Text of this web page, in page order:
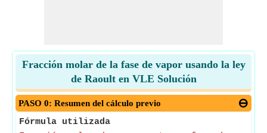
Fracción molar de la fase de vapor usando la ley
de Raoult en VLE Solución
PASO 0: Resumen del cálculo previo
Fórmula utilizada